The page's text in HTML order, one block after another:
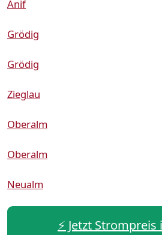
Anif
Grödig
Grödig
Zieglau
Oberalm
Oberalm
Neualm
⚡️ Jetzt Strompreis